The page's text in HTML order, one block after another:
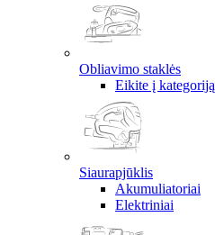
Obliavimo staklės
Eikite į kategoriją
Siaurapjūklis
Akumuliatoriai
Elektriniai